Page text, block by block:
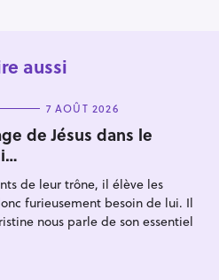
aussi
7 AOÛT 2026
de Jésus dans le
de leur trône, il élève les
furieusement besoin de lui. Il
nous parle de son essentiel